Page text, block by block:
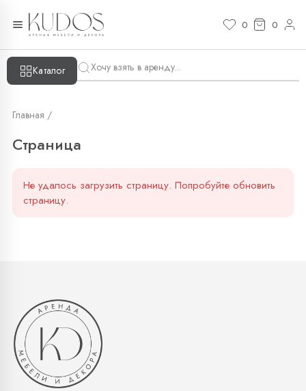
0 0
Каталог
Главная /
Страница
Не удалось загрузить страницу. Попробуйте обновить
страницу.